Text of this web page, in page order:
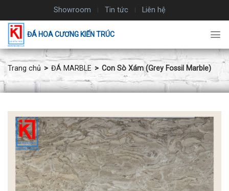
nội
dung
Showroom Tin tức Liên hệ
ĐÁ HOA CƯƠNG KIẾN TRÚC
Trang chủ ĐÁ MARBLE Con Sò Xám (Grey Fossil Marble)